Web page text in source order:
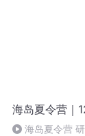
海岛夏令营｜
海岛夏令营